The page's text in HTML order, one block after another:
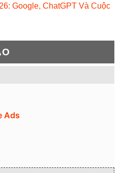
Google, ChatGPT Và Cuộc
Ads